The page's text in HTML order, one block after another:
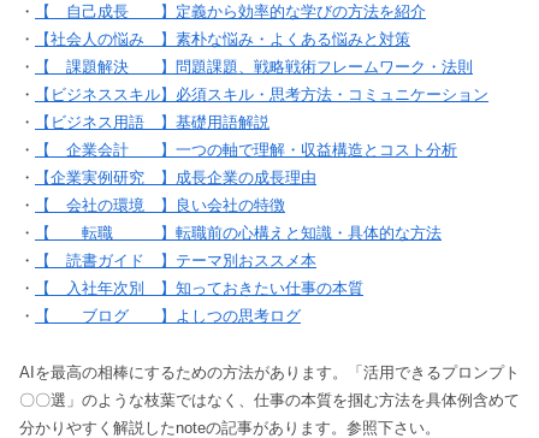
・
【 自己成長 】定義から効率的な学びの方法を紹介
・
【社会人の悩み 】素朴な悩み・よくある悩みと対策
・
【 課題解決 】問題課題、戦略戦術フレームワーク・法則
・
【ビジネススキル】必須スキル・思考方法・コミュニケーション
・
【ビジネス用語 】基礎用語解説
・
【 企業会計 】一つの軸で理解・収益構造とコスト分析
・
【企業実例研究 】成長企業の成長理由
・
【 会社の環境 】良い会社の特徴
・
【 転職 】転職前の心構えと知識・具体的な方法
・
【 読書ガイド 】テーマ別おススメ本
・
【 入社年次別 】知っておきたい仕事の本質
・
【 ブログ 】よしつの思考ログ
AIを最高の相棒にするための方法があります。「活用できるプロンプト
〇〇選」のような枝葉ではなく、仕事の本質を掴む方法を具体例含めて
分かりやすく解説したnoteの記事があります。参照下さい。